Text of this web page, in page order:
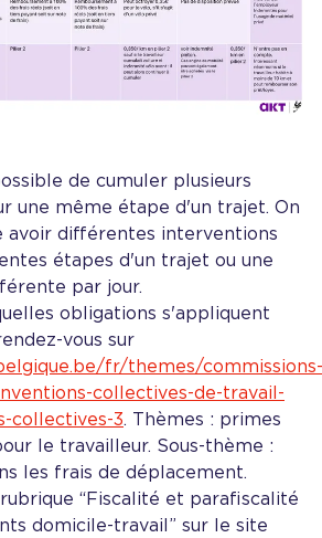
de cumuler plusieurs
une même étape d'un trajet. On
avoir différentes interventions
étapes d'un trajet ou une
par jour.
obligations s'appliquent
vous sur
fr/themes/commissions-
collectives-de-travail-
collectives-3. Thèmes : primes
le travailleur. Sous-thème :
les frais de déplacement.
rubrique “Fiscalité et parafiscalité
domicile-travail” sur le site